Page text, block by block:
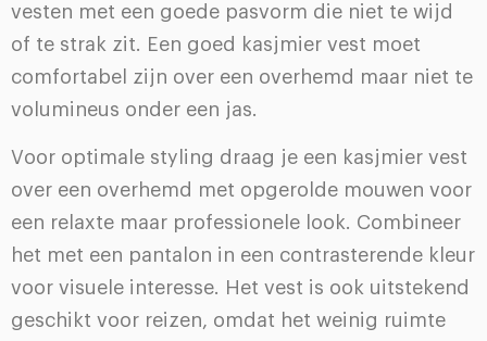
vesten met een goede pasvorm die niet te wijd
of te strak zit. Een goed kasjmier vest moet
comfortabel zijn over een overhemd maar niet te
volumineus onder een jas.
Voor optimale styling draag je een kasjmier vest
over een overhemd met opgerolde mouwen voor
een relaxte maar professionele look. Combineer
het met een pantalon in een contrasterende kleur
voor visuele interesse. Het vest is ook uitstekend
geschikt voor reizen, omdat het weinig ruimte